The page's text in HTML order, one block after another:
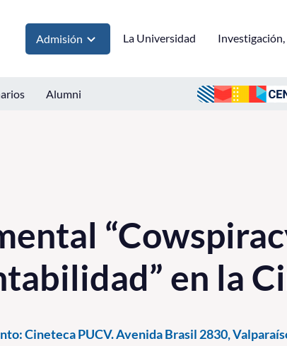
Admisión La Universidad
Alumni
en la
Cineteca PUCV. Avenida Brasil 2830,